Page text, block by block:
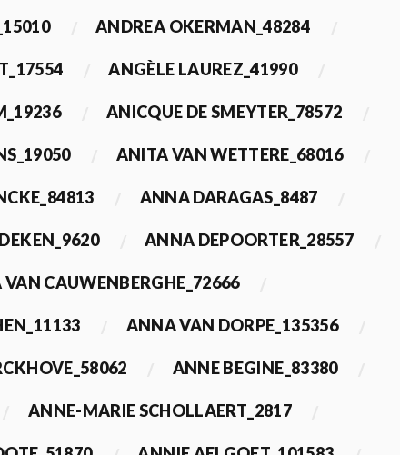
ANDREA OKERMAN_48284
ANGÈLE LAUREZ_41990
ANICQUE DE SMEYTER_78572
ANITA VAN WETTERE_68016
ANNA DARAGAS_8487
ANNA DEPOORTER_28557
CAUWENBERGHE_72666
ANNA VAN DORPE_135356
ANNE BEGINE_83380
ANNE-MARIE SCHOLLAERT_2817